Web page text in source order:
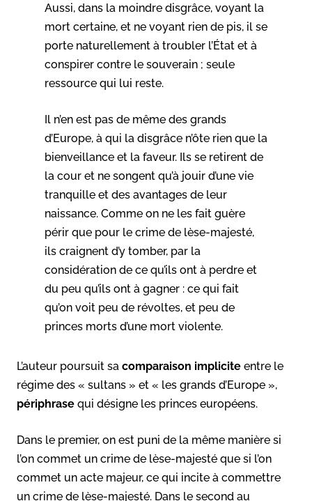
Aussi, dans la moindre disgrâce, voyant la
mort certaine, et ne voyant rien de pis, il se
porte naturellement à troubler l’État et à
conspirer contre le souverain ; seule
ressource qui lui reste.
Il n’en est pas de même des grands
d’Europe, à qui la disgrâce n’ôte rien que la
bienveillance et la faveur. Ils se retirent de
la cour et ne songent qu’à jouir d’une vie
tranquille et des avantages de leur
naissance. Comme on ne les fait guère
périr que pour le crime de lèse-majesté,
ils craignent d’y tomber, par la
considération de ce qu’ils ont à perdre et
du peu qu’ils ont à gagner : ce qui fait
qu’on voit peu de révoltes, et peu de
princes morts d’une mort violente.
L’auteur poursuit sa comparaison implicite entre le
régime des « sultans » et « les grands d’Europe »,
périphrase qui désigne les princes européens.
Dans le premier, on est puni de la même manière si
l’on commet un crime de lèse-majesté que si l’on
commet un acte majeur, ce qui incite à commettre
un crime de lèse-majesté. Dans le second au